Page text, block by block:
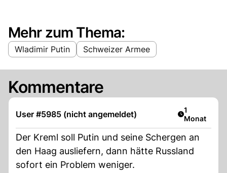
Mehr zum Thema:
Wladimir Putin Schweizer Armee
Kommentare
User #5985 (nicht angemeldet) Artikel
1
Monat
Der Kreml soll Putin und seine Schergen an
den Haag ausliefern, dann hätte Russland
sofort ein Problem weniger.